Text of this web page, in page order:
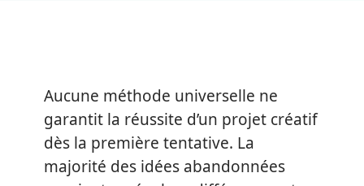
Aucune méthode universelle ne
garantit la réussite d’un projet créatif
dès la première tentative. La
majorité des idées abandonnées